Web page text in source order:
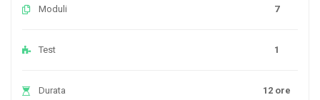
Moduli 7
Test 1
Durata 12 ore